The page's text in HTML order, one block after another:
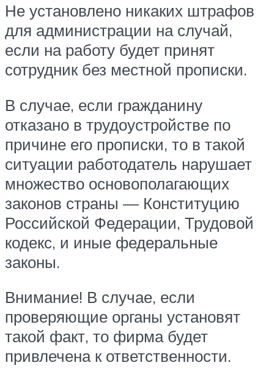
Не установлено никаких штрафов
для администрации на случай,
если на работу будет принят
сотрудник без местной прописки.
В случае, если гражданину
отказано в трудоустройстве по
причине его прописки, то в такой
ситуации работодатель нарушает
множество основополагающих
законов страны — Конституцию
Российской Федерации, Трудовой
кодекс, и иные федеральные
законы.
Внимание! В случае, если
проверяющие органы установят
такой факт, то фирма будет
привлечена к ответственности.